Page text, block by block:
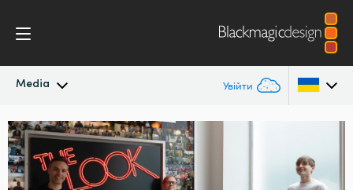
Media Увійти
Останні новини
Архів новин
Argentina
Australia